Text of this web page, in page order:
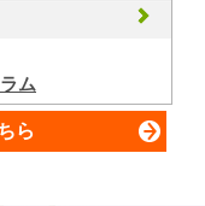
ム
ら